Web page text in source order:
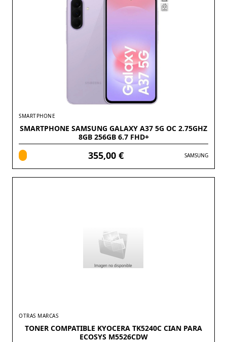
SMARTPHONE
SMARTPHONE SAMSUNG GALAXY A37 5G OC 2.75GHZ
8GB 256GB 6.7 FHD+
355,00 € SAMSUNG
OTRAS MARCAS
TONER COMPATIBLE KYOCERA TK5240C CIAN PARA
ECOSYS M5526CDW